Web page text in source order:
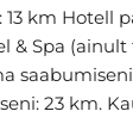
13 km Hotell
& Spa
saabumiseni
23 km.